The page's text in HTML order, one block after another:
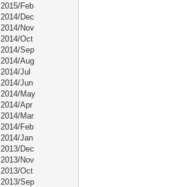
2015/Feb
2014/Dec
2014/Nov
2014/Oct
2014/Sep
2014/Aug
2014/Jul
2014/Jun
2014/May
2014/Apr
2014/Mar
2014/Feb
2014/Jan
2013/Dec
2013/Nov
2013/Oct
2013/Sep